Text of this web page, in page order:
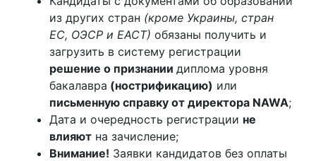
из других стран (кроме Украины, стран
ЕС, ОЭСР и ЕАСТ) обязаны получить и
загрузить в систему регистрации
решение о признании диплома уровня
бакалавра (нострификацию) или
письменную справку от директора NAWA;
Дата и очередность регистрации не
влияют на зачисление;
Внимание! Заявки кандидатов без оплаты